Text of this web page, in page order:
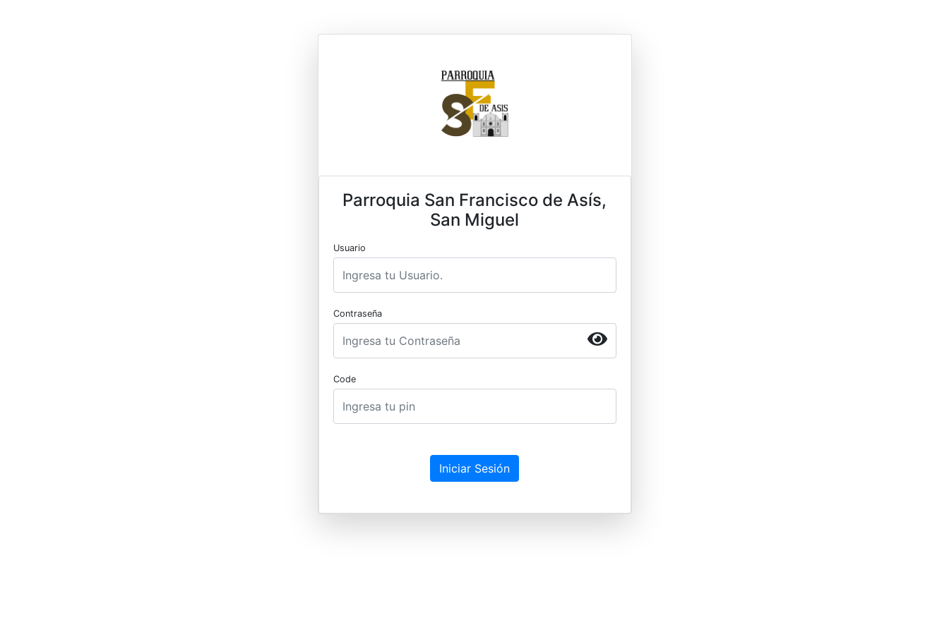
Parroquia San Francisco de Asís,
San Miguel
Usuario
Contraseña
Code
Iniciar Sesión